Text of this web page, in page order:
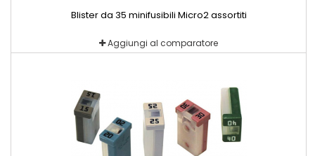
Blister da 35 minifusibili Micro2 assortiti
Aggiungi al comparatore